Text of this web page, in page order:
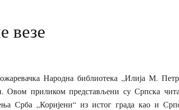
везе
Народна библиотека „Илија М.
Овом приликом представљени су Српска
Срба „Коријени“ из истог града као и